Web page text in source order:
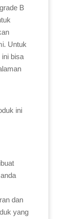
B
Untuk
ini bisa
ini
dan
yang